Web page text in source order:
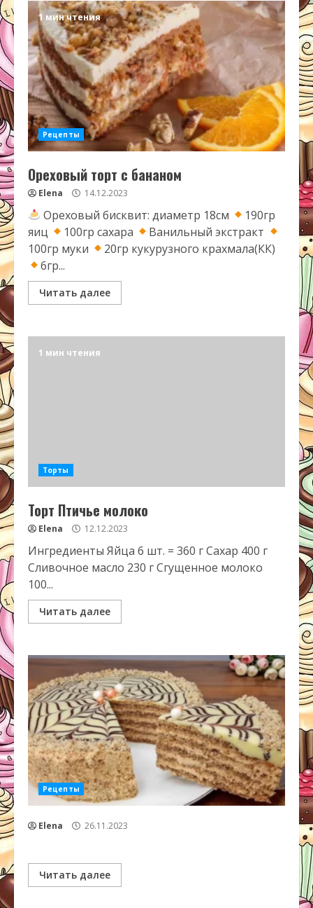
1 мин чтения
Рецепты
Ореховый торт с бананом
Elena 14.12.2023
Ореховый бисквит: диаметр 18см
190гр
яиц
100гр сахара
Ванильный экстракт
100гр муки
20гр кукурузного крахмала(КК)
6гр...
Читать далее
1 мин чтения
Торты
Торт Птичье молоко
Elena 12.12.2023
Ингредиенты Яйца 6 шт. = 360 г Сахар 400 г
Сливочное масло 230 г Сгущенное молоко
100...
Читать далее
Рецепты
Elena 26.11.2023
Читать далее